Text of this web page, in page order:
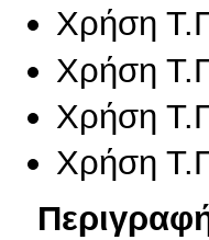
Χρήση
Χρήση
Χρήση
Χρήση